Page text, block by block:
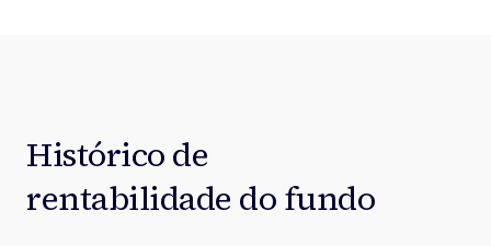
Histórico de
rentabilidade do fundo